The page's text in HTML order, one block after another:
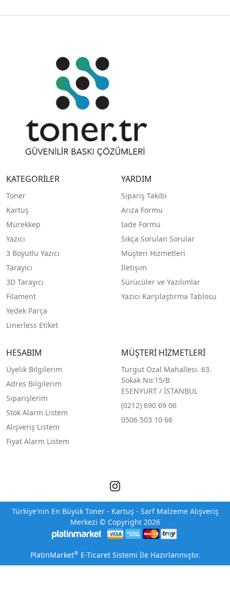
KATEGORİLER
Toner
Kartuş
Mürekkep
Yazıcı
3 Boyutlu Yazıcı
Tarayıcı
3D Tarayıcı
Filament
Yedek Parça
Linerless Etiket
YARDIM
Sipariş Takibi
Arıza Formu
İade Formu
Sıkça Sorulan Sorular
Müşteri Hizmetleri
İletişim
Sürücüler ve Yazılımlar
Yazıcı Karşılaştırma Tablosu
HESABIM
Üyelik Bilgilerim
Adres Bilgilerim
Siparişlerim
Stok Alarm Listem
Alışveriş Listem
Fiyat Alarm Listem
MÜŞTERİ HİZMETLERİ
Turgut Özal Mahallesi. 63.
Sokak No:15/B
ESENYURT / İSTANBUL
(0212) 690 69 06
0506 503 10 66
Türkiye'nin En Büyük Toner - Kartuş - Sarf Malzeme Alışveriş
Merkezi © Copyright 2026
PlatinMarket®E-Ticaret Sistemi İle Hazırlanmıştır.